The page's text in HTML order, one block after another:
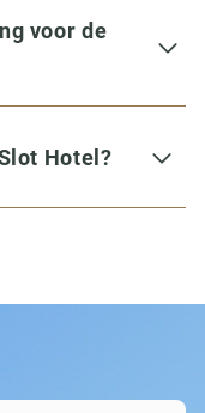
voor de
Hotel?